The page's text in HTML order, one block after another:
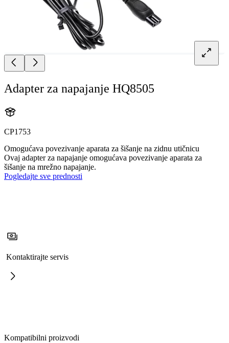
Adapter za napajanje HQ8505
CP1753
Omogućava povezivanje aparata za šišanje na zidnu utičnicu
Ovaj adapter za napajanje omogućava povezivanje aparata za
šišanje na mrežno napajanje.
Pogledajte sve prednosti
Kontaktirajte servis
Kompatibilni proizvodi